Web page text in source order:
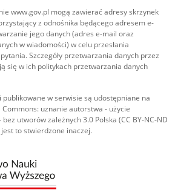
www.gov.pl mogą zawierać adresy skrzynek
z odnośnika będącego adresem e-
jego danych (adres e-mail oraz
w wiadomości) w celu przesłania
Szczegóły przetwarzania danych przez
się w ich politykach przetwarzania danych
publikowane w serwisie są udostępniane na
uznanie autorstwa - użycie
utworów zależnych 3.0 Polska (CC BY-NC-ND
jest to stwierdzone inaczej.